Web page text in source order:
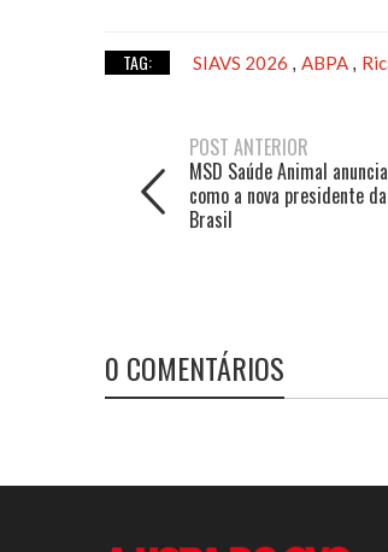
TAG: SIAVS 2026 , ABPA ,
POST ANTERIOR
MSD Saúde Animal
como a nova presidente
Brasil
0 COMENTÁRIOS